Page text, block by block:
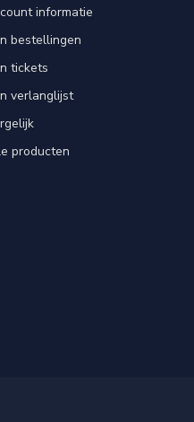
informatie
bestellingen
tickets
verlanglijst
producten